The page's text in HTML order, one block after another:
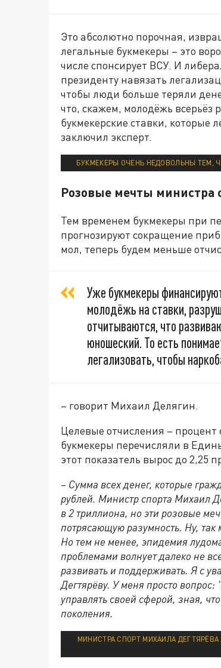
Это абсолютно порочная,
легальные букмекеры – это
числе спонсирует ВСУ. И
президенту навязать
чтобы люди больше теряли
что, скажем, молодёжь всерьёз
букмекерские ставки, которые
заключил эксперт.
БУКМЕКЕРЫ ОЧЕНЬ НЕДОВОЛЬНЫ ТЕМ,
Розовые мечты министра
Тем временем букмекеры при
прогнозируют сокращение
мол, теперь будем меньше
Уже букмекеры
молодёжь на ставки,
отчитываются, что
юношеский. То есть
легализовать, чтобы
– говорит Михаил Делягин.
Целевые отчисления – процент
букмекеры перечисляли в
этот показатель вырос до 2,25
– Сумма всех денег, которые
рублей. Министр спорта Михаил
в 2 триллиона, но эти розовые
потрясающую разумность. Ну, так
Но тем не менее, эпидемия
проблемами волнует далеко не
развивать и поддерживать. Я с
Дегтярёву. У меня просто
управлять своей сферой, зная,
поколения.
МИНИСТРА СПОРТ МИХАИЛА